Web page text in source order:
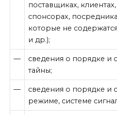
поставщиках,
спонсорах,
которые не
и др.);
—
сведения о порядке и
тайны;
—
сведения о порядке и
режиме, системе